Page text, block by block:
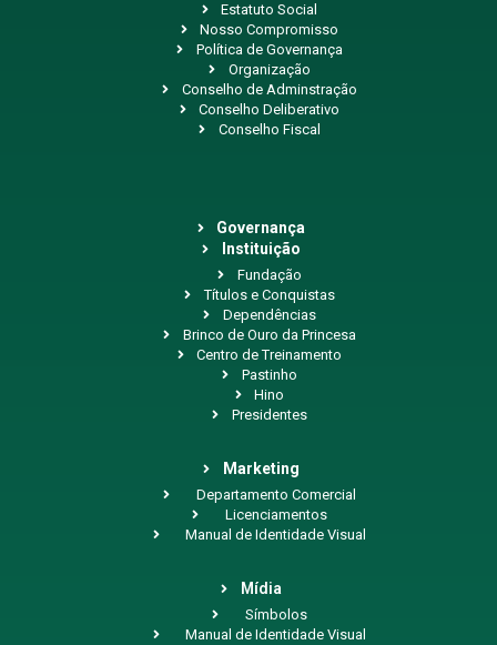
Estatuto Social
Nosso Compromisso
Política de Governança
Organização
Conselho de Adminstração
Conselho Deliberativo
Conselho Fiscal
Governança
Instituição
Fundação
Títulos e Conquistas
Dependências
Brinco de Ouro da Princesa
Centro de Treinamento
Pastinho
Hino
Presidentes
Marketing
Departamento Comercial
Licenciamentos
Manual de Identidade Visual
Mídia
Símbolos
Manual de Identidade Visual